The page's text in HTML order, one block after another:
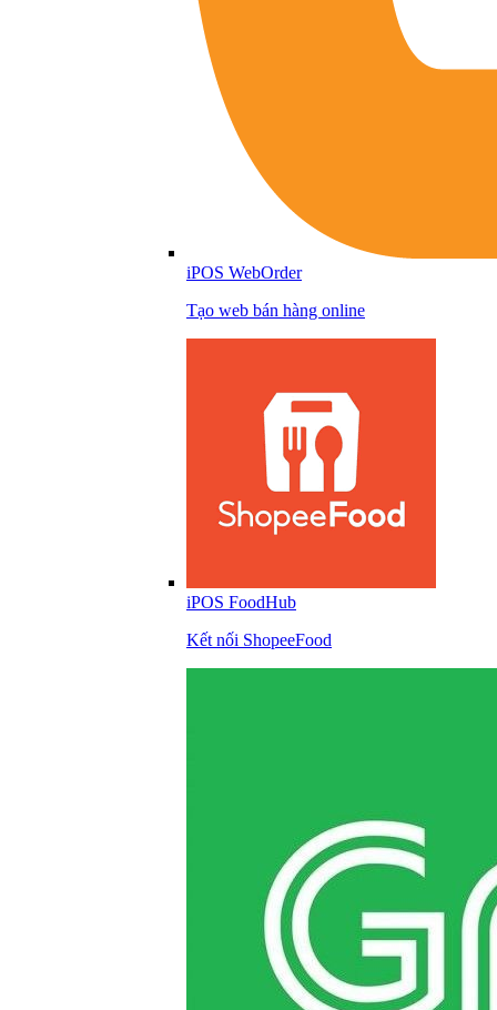
iPOS WebOrder
Tạo web bán hàng online
iPOS FoodHub
Kết nối ShopeeFood